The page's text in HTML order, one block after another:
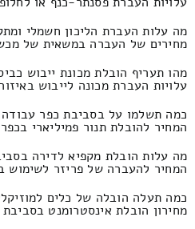
מה עלות העברת הליכון חשמלי
מחירים של העברה במשאית של מכשירי
מהו תעריף הובלת מכונת ייבוש
עלויות העברת מכונה לייבוש באיזור כפר
כמה תשלמו על בסביבת כפר
המחיר להובלת תנור פמיליארי בכפר
מה עלות הובלת מקפיא לדירה
המחיר להעברה של פריזר לשימוש בבית בעיר
כמה תעלה הובלה של כלים
מחירון הובלת אינסטרומנט בסביבת כפר